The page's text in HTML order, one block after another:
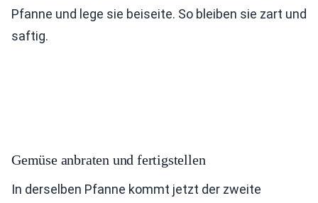
Pfanne und lege sie beiseite. So bleiben sie zart und
saftig.
Gemüse anbraten und fertigstellen
In derselben Pfanne kommt jetzt der zweite